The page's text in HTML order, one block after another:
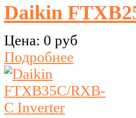
Daikin
Цена: 0 руб
Подробнее